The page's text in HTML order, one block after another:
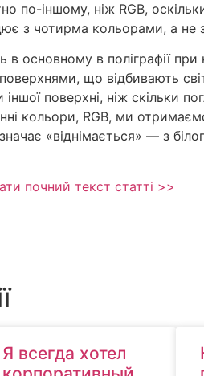
іншому, ніж RGB, оскільки
з чотирма кольорами, а не
основному в поліграфії
поверхнями, що відбивають
іншої поверхні, ніж скільки
кольори, RGB, ми
«віднімається» — з
почний текст статті >>
Я всегда хотел